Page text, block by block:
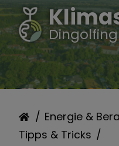
Tipps
Haushalt
Dingolfing
Energie &
Tipps & Tricks